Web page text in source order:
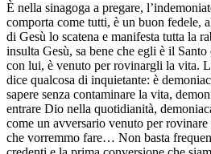
È nella sinagoga a pregare,
comporta come tutti, è un buon fedele,
di Gesù lo scatena e manifesta tutta la
insulta Gesù, sa bene che egli è il
con lui, è venuto per rovinargli la vita.
dice qualcosa di inquietante: è
sapere senza contaminare la vita,
entrare Dio nella quotidianità,
come un avversario venuto per
che vorremmo fare… Non basta